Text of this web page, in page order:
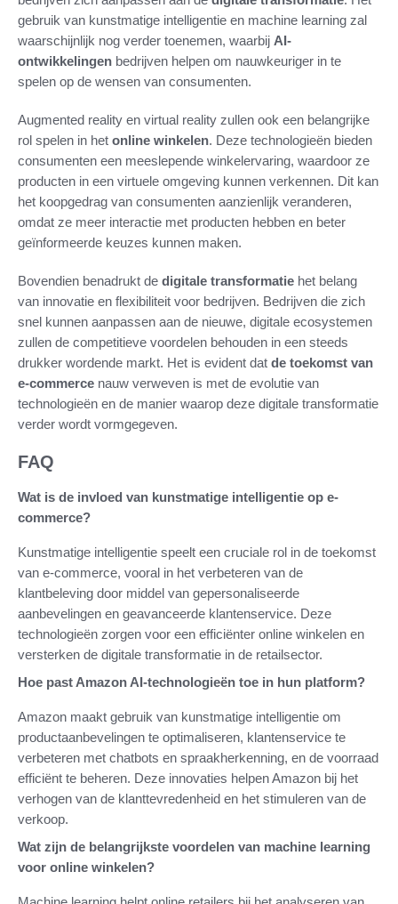
gebruik van kunstmatige intelligentie en machine learning zal
waarschijnlijk nog verder toenemen, waarbij AI-
ontwikkelingen bedrijven helpen om nauwkeuriger in te
spelen op de wensen van consumenten.
Augmented reality en virtual reality zullen ook een belangrijke
rol spelen in het online winkelen. Deze technologieën bieden
consumenten een meeslepende winkelervaring, waardoor ze
producten in een virtuele omgeving kunnen verkennen. Dit kan
het koopgedrag van consumenten aanzienlijk veranderen,
omdat ze meer interactie met producten hebben en beter
geïnformeerde keuzes kunnen maken.
Bovendien benadrukt de digitale transformatie het belang
van innovatie en flexibiliteit voor bedrijven. Bedrijven die zich
snel kunnen aanpassen aan de nieuwe, digitale ecosystemen
zullen de competitieve voordelen behouden in een steeds
drukker wordende markt. Het is evident dat de toekomst van
e-commerce nauw verweven is met de evolutie van
technologieën en de manier waarop deze digitale transformatie
verder wordt vormgegeven.
FAQ
Wat is de invloed van kunstmatige intelligentie op e-
commerce?
Kunstmatige intelligentie speelt een cruciale rol in de toekomst
van e-commerce, vooral in het verbeteren van de
klantbeleving door middel van gepersonaliseerde
aanbevelingen en geavanceerde klantenservice. Deze
technologieën zorgen voor een efficiënter online winkelen en
versterken de digitale transformatie in de retailsector.
Hoe past Amazon AI-technologieën toe in hun platform?
Amazon maakt gebruik van kunstmatige intelligentie om
productaanbevelingen te optimaliseren, klantenservice te
verbeteren met chatbots en spraakherkenning, en de voorraad
efficiënt te beheren. Deze innovaties helpen Amazon bij het
verhogen van de klanttevredenheid en het stimuleren van de
verkoop.
Wat zijn de belangrijkste voordelen van machine learning
voor online winkelen?